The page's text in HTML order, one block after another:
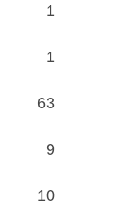
1
1
63
9
10